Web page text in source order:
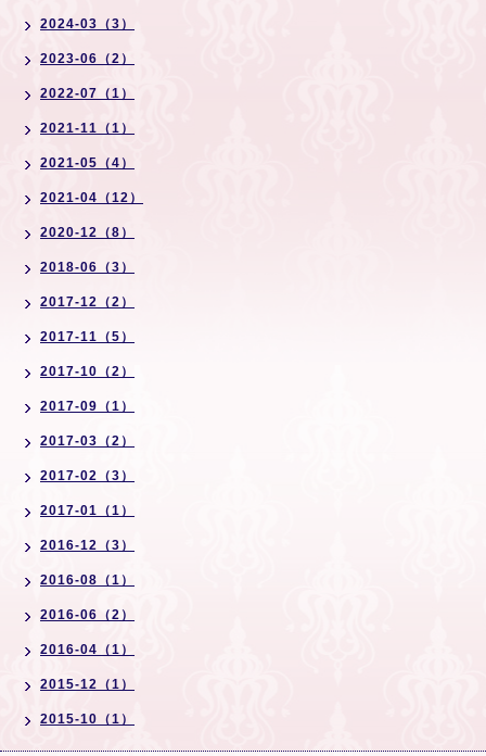
2024-03（3）
2023-06（2）
2022-07（1）
2021-11（1）
2021-05（4）
2021-04（12）
2020-12（8）
2018-06（3）
2017-12（2）
2017-11（5）
2017-10（2）
2017-09（1）
2017-03（2）
2017-02（3）
2017-01（1）
2016-12（3）
2016-08（1）
2016-06（2）
2016-04（1）
2015-12（1）
2015-10（1）